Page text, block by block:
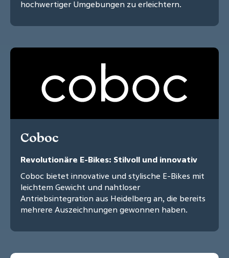
hochwertiger Umgebungen zu erleichtern.
Coboc
Revolutionäre E-Bikes: Stilvoll und innovativ
Coboc bietet innovative und stylische E-Bikes mit
leichtem Gewicht und nahtloser
Antriebsintegration aus Heidelberg an, die bereits
mehrere Auszeichnungen gewonnen haben.